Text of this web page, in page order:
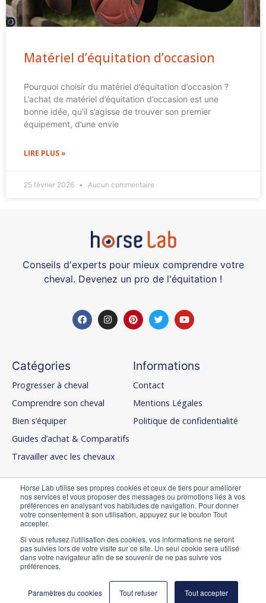
Horse Lab utilise ses propres cookies et ceux de tiers pour améliorer
nos services et vous proposer des messages ou promotions liés à vos
préférences en analysant vos habitudes de navigation. Pour donner
votre consentement à son utilisation, appuyez sur le bouton Tout
accepter.
Si vous refusez l'utilisation des cookies, vos informations ne seront
pas suivies lors de votre visite sur ce site. Un seul cookie sera utilisé
dans votre navigateur afin de se souvenir de ne pas suivre vos
préférences.
Paramètres du cookies Tout accepter
Tout refuser
Matériel d’équitation d’occasion
Pourquoi choisir du matériel d’équitation d’occasion ?
L’achat de matériel d’équitation d’occasion est une
bonne idée, qu’il s’agisse de trouver son premier
équipement, d’une envie
LIRE PLUS »
25 février 2026 Aucun commentaire
Conseils d'experts pour mieux comprendre votre
cheval. Devenez un pro de l'équitation !
Catégories
Progresser à cheval
Comprendre son cheval
Bien s’équiper
Guides d’achat & Comparatifs
Travailler avec les chevaux
Informations
Contact
Mentions Légales
Politique de confidentialité
Menu
Accueil
A propos
La Team